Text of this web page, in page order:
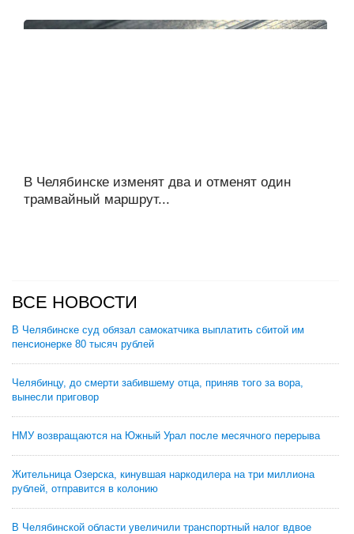
В Челябинске изменят два и отменят один
трамвайный маршрут...
ВСЕ НОВОСТИ
В Челябинске суд обязал самокатчика выплатить сбитой им
пенсионерке 80 тысяч рублей
Челябинцу, до смерти забившему отца, приняв того за вора,
вынесли приговор
НМУ возвращаются на Южный Урал после месячного перерыва
Жительница Озерска, кинувшая наркодилера на три миллиона
рублей, отправится в колонию
В Челябинской области увеличили транспортный налог вдвое